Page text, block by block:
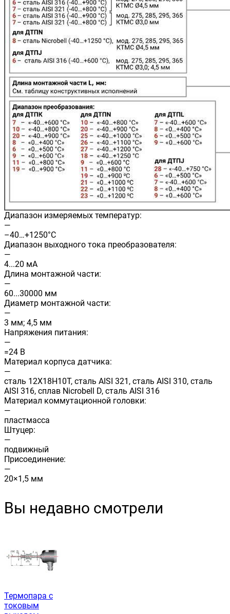
Диапазон измеряемых температур:
—
–40…+1250°C
Диапазон выходного тока преобразователя:
—
4...20 мА
Длина монтажной части:
—
60...30000 мм
Диаметр монтажной части:
—
3 мм; 4,5 мм
Напряжения питания:
—
=24 В
Материал корпуса датчика:
—
сталь 12Х18Н10Т, сталь AISI 321, сталь AISI 310, сталь
AISI 316, сплав Nicrobell D, сталь AISI 316
Материал коммутационной головки:
—
пластмасса
Штуцер:
—
подвижный
Присоединение:
—
20×1,5 мм
Вы недавно смотрели
Термопара с
токовым